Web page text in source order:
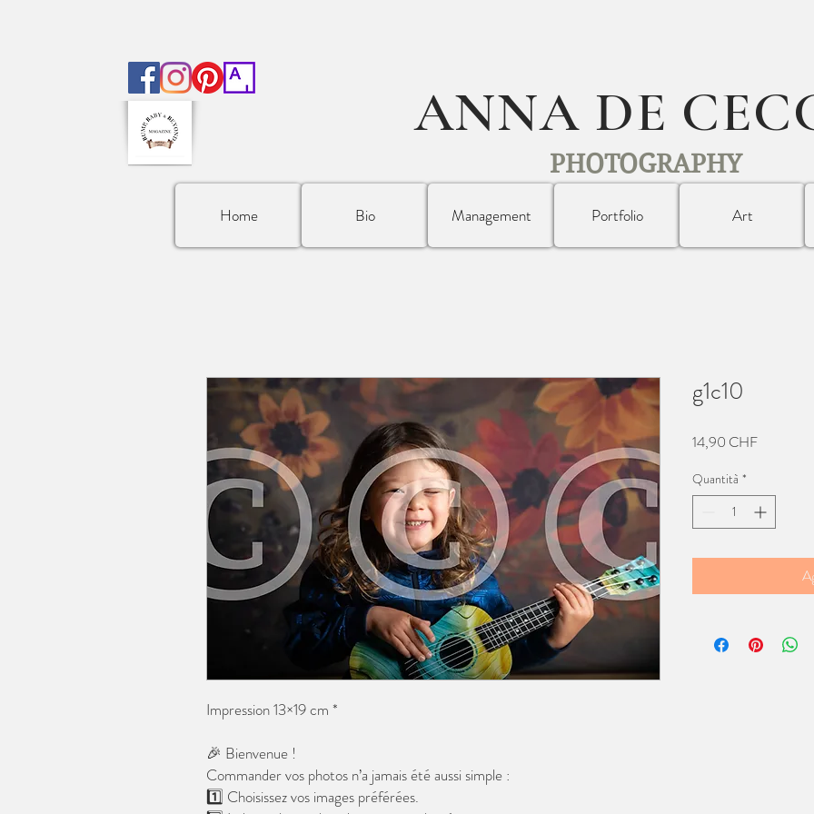
ANNA DE
PHOTOGRAPHY
Home Bio Management Portfolio Art
Impression 13×19 cm *
🎉 Bienvenue !
Commander vos photos n’a jamais été aussi simple :
1️⃣ Choisissez vos images préférées.
g1c10
14,90 CHFPrezzo
Quantità *